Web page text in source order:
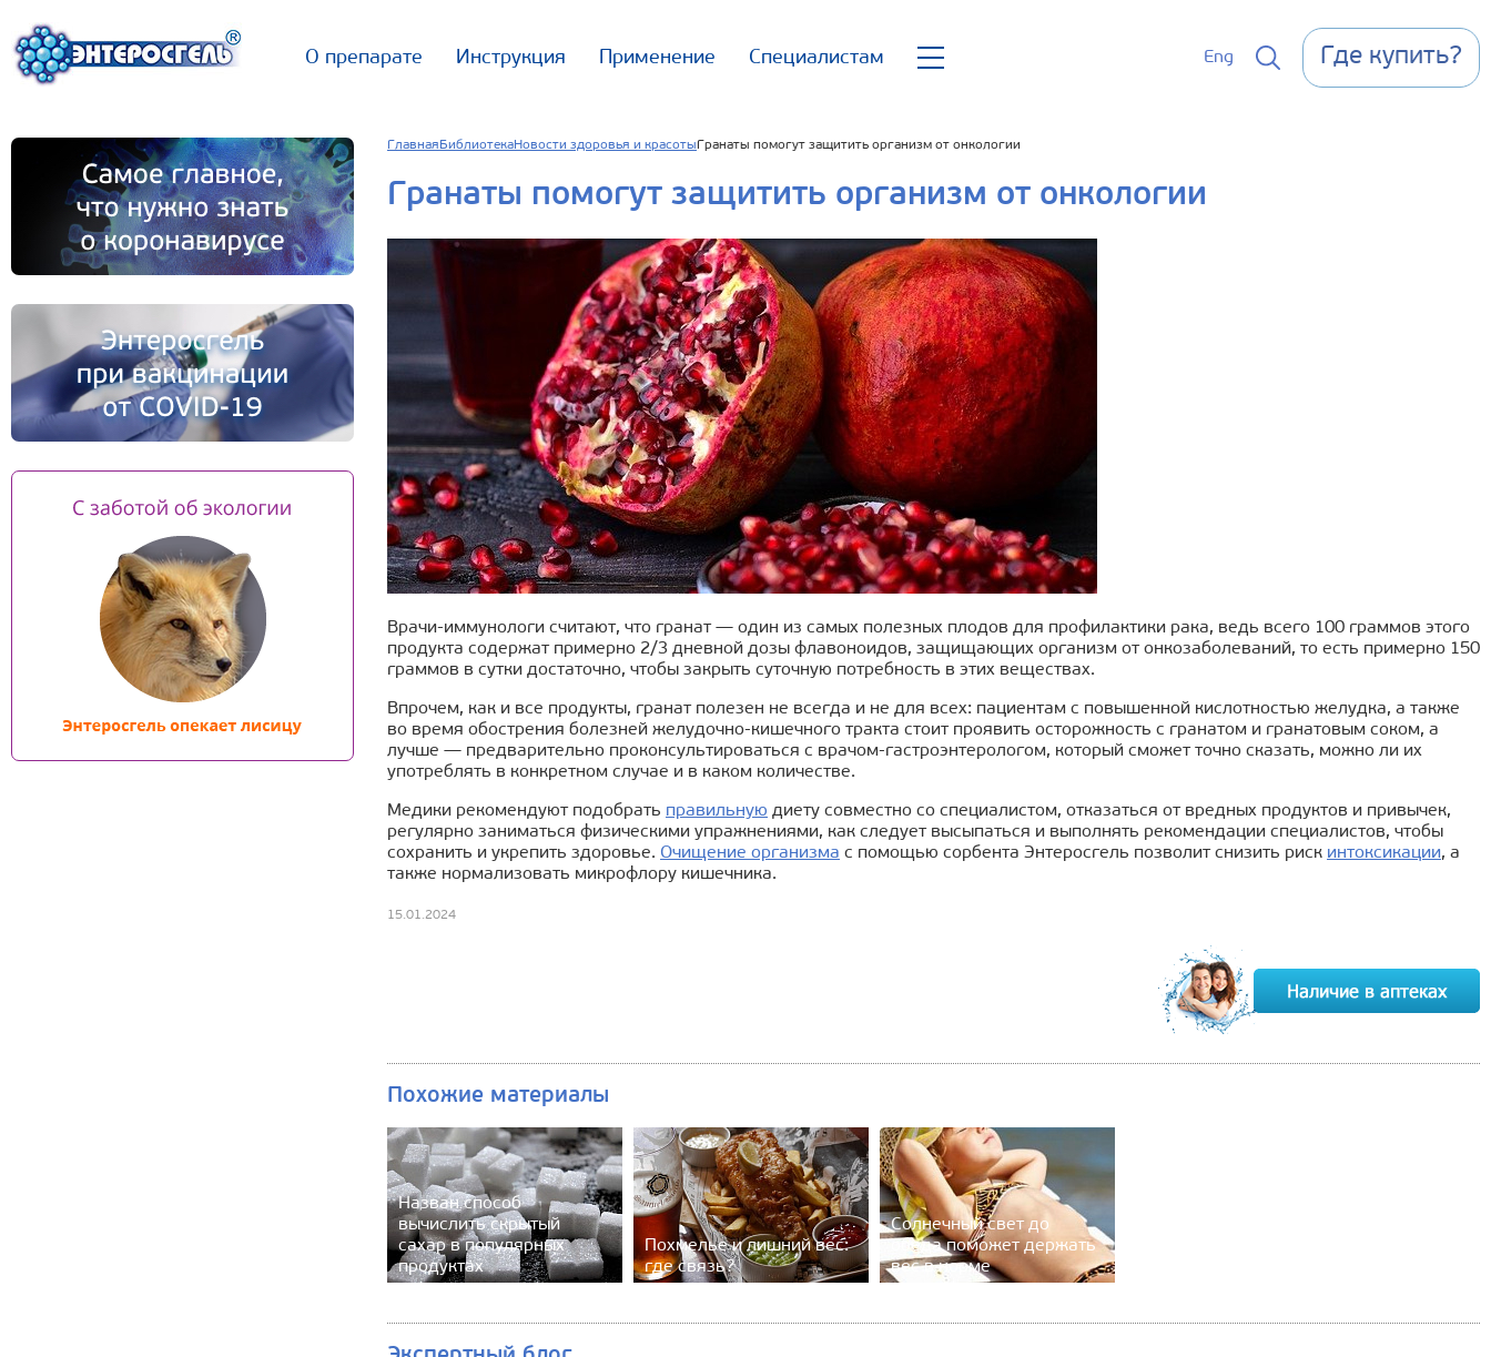
О препарате Инструкция Применение Специалистам Eng Где купить?
Главная БиблиотекаНовости здоровья и красотыГранаты помогут защитить организм от онкологии
Гранаты помогут защитить организм от онкологии
Врачи-иммунологи считают, что гранат — один из самых полезных плодов для профилактики рака, ведь всего 100 граммов этого
продукта содержат примерно 2/3 дневной дозы флавоноидов, защищающих организм от онкозаболеваний, то есть примерно 150
граммов в сутки достаточно, чтобы закрыть суточную потребность в этих веществах.
Впрочем, как и все продукты, гранат полезен не всегда и не для всех: пациентам с повышенной кислотностью желудка, а также
во время обострения болезней желудочно-кишечного тракта стоит проявить осторожность с гранатом и гранатовым соком, а
лучше — предварительно проконсультироваться с врачом-гастроэнтерологом, который сможет точно сказать, можно ли их
употреблять в конкретном случае и в каком количестве.
Медики рекомендуют подобрать правильную диету совместно со специалистом, отказаться от вредных продуктов и привычек,
регулярно заниматься физическими упражнениями, как следует высыпаться и выполнять рекомендации специалистов, чтобы
сохранить и укрепить здоровье. Очищение организма с помощью сорбента Энтеросгель позволит снизить риск интоксикации, а
также нормализовать микрофлору кишечника.
15.01.2024
Похожие материалы
Назван способ
вычислить скрытый
сахар в популярных
продуктах
Похмелье и лишний вес:
где связь?
Солнечный свет до
обеда поможет держать
вес в норме